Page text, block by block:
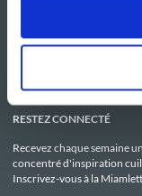
Le Mag'
Boutique
RESTEZ CONNECTÉ
Recevez chaque semaine un
concentré d'inspiration
Inscrivez-vous à la